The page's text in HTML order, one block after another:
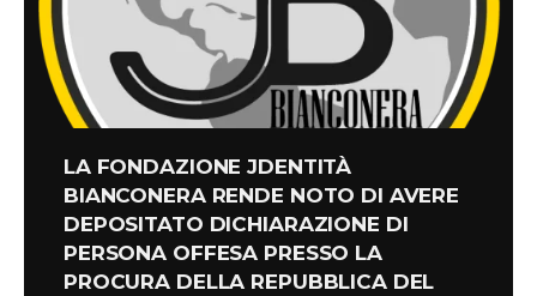
LA FONDAZIONE JDENTITÀ
BIANCONERA RENDE NOTO DI AVERE
DEPOSITATO DICHIARAZIONE DI
PERSONA OFFESA PRESSO LA
PROCURA DELLA REPUBBLICA DEL